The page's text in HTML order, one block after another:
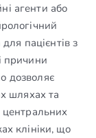
агенти або
пацієнтів з
причини
дозволяє
шляхах та
центральних
клініки, що